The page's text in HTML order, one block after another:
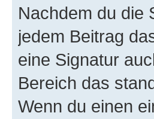
Nachdem du die
jedem Beitrag
eine Signatur
Bereich das
Wenn du einen